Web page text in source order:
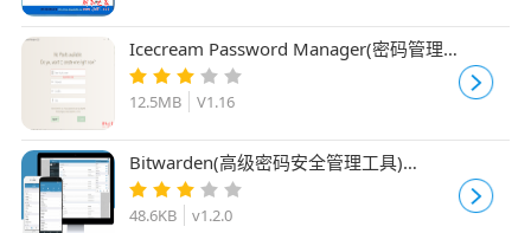
Icecream Password Manager(密码管理
工具) V1.16 免费安装版
12.5MB V1.16
Bitwarden(高级密码安全管理工具)
v1.2.0 linux版
48.6KB v1.2.0